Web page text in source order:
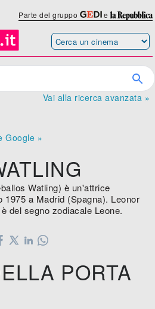
Parte del gruppo e
Vai alla ricerca avanzata »
Google »
Watling) è un'attrice
1975 a Madrid (Spagna). Leonor
del segno zodiacale Leone.
PORTA